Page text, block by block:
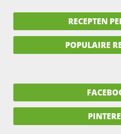
RECEPTEN
POPULAIRE